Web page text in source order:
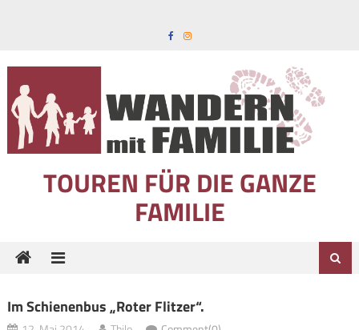
TOUREN FÜR DIE GANZE
FAMILIE
Im Schienenbus „Roter Flitzer“.